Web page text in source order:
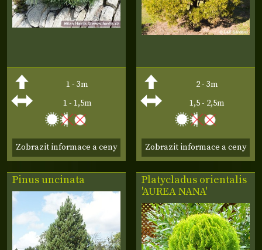
1 - 3m
1 - 1,5m
Zobrazit informace a ceny
2 - 3m
1,5 - 2,5m
Zobrazit informace a ceny
Pinus uncinata Platycladus orientalis
'AUREA NANA'